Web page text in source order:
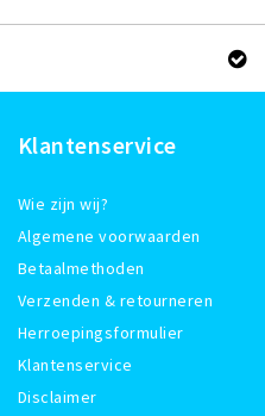
Klantenservice
Wie zijn wij?
Algemene voorwaarden
Betaalmethoden
Verzenden & retourneren
Herroepingsformulier
Klantenservice
Disclaimer